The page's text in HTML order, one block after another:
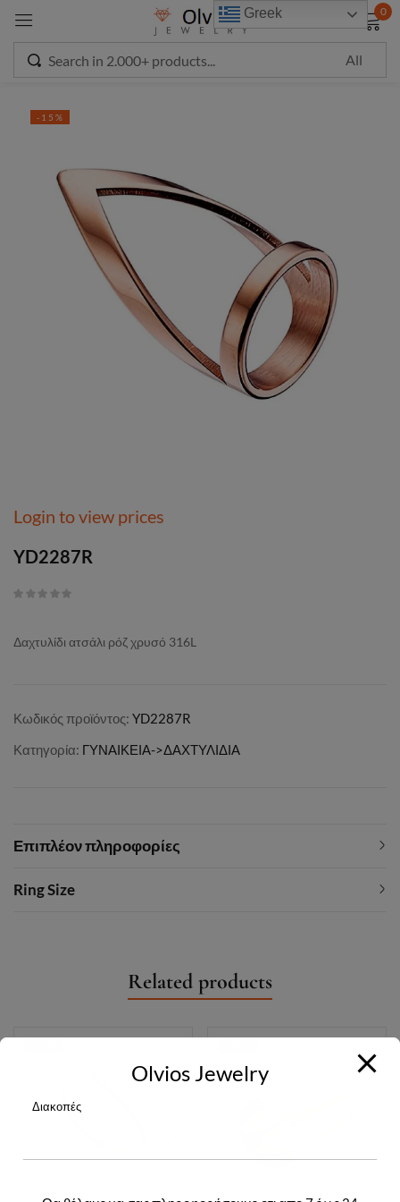
0
-15%
Login to view prices
YD2287R
Δαχτυλίδι ατσάλι ρόζ χρυσό 316L
Κωδικός προϊόντος: YD2287R
Κατηγορία: ΓΥΝΑΙΚΕΙΑ->ΔΑΧΤΥΛΙΔΙΑ
Επιπλέον πληροφορίες
Ring Size
Related products
Greek
Sign in
Remember me
CREATE AN ACCOUNT
modal-check
Olvios Jewelry
Διακοπές